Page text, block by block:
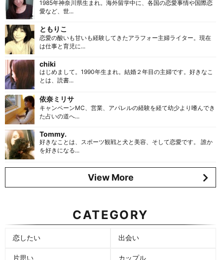
1985年神奈川県生まれ。海外留学中に、各国の恋愛事情や国際恋
愛など、世...
ともりこ
恋愛の酸いも甘いも経験してきたアラフォー主婦ライター。現在
は仕事と育児に...
chiki
はじめまして。1990年生まれ。結婚２年目の主婦です。好きなこ
とは、読書...
依奈ミリサ
キャンペーンMC、営業、アパレルの経験を経て幼少より嗜んでき
た占いの道へ...
Tommy.
好きなことは、スポーツ観戦と犬と美容、そして恋愛です。 誰か
を好きになる...
View More
CATEGORY
恋したい 出会い
片思い カップル